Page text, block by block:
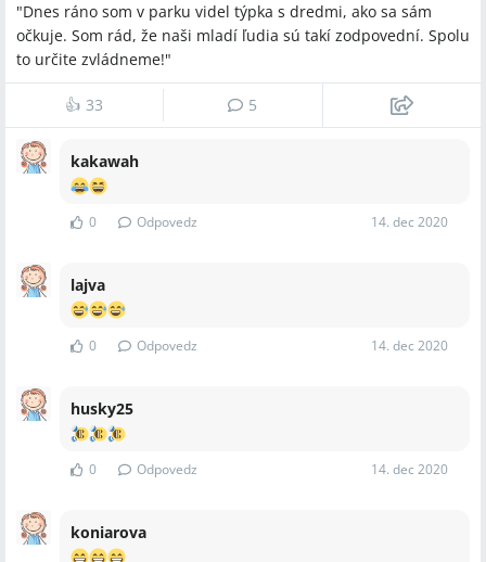
"Dnes ráno som v parku videl týpka s dredmi, ako sa sám
očkuje. Som rád, že naši mladí ľudia sú takí zodpovední. Spolu
to určite zvládneme!"
👍 33 5
kakawah
0 Odpovedz 14. dec 2020
lajva
0 Odpovedz 14. dec 2020
husky25
0 Odpovedz 14. dec 2020
koniarova